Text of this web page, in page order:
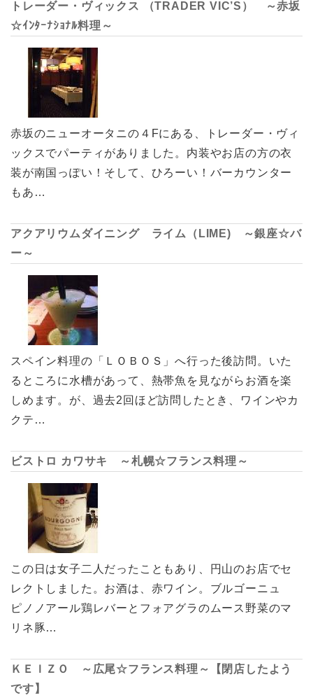
トレーダー・ヴィックス （TRADER VIC’S） ～赤坂
☆ｲﾝﾀｰﾅｼｮﾅﾙ料理～
赤坂のニューオータニの４Fにある、トレーダー・ヴィ
ックスでパーティがありました。内装やお店の方の衣
装が南国っぽい！そして、ひろーい！バーカウンター
もあ…
アクアリウムダイニング ライム（LIME) ～銀座☆バ
ー～
スペイン料理の「ＬＯＢＯＳ」へ行った後訪問。いた
るところに水槽があって、熱帯魚を見ながらお酒を楽
しめます。が、過去2回ほど訪問したとき、ワインやカ
クテ…
ビストロ カワサキ ～札幌☆フランス料理～
この日は女子二人だったこともあり、円山のお店でセ
レクトしました。お酒は、赤ワイン。ブルゴーニュ
ピノノアール鶏レバーとフォアグラのムース野菜のマ
リネ豚…
ＫＥＩＺＯ ～広尾☆フランス料理～【閉店したよう
です】